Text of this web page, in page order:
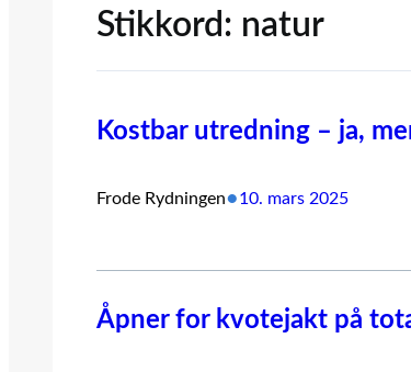
Stikkord: natur
Kostbar utredning – ja,
Frode Rydningen•10. mars 2025
Åpner for kvotejakt på